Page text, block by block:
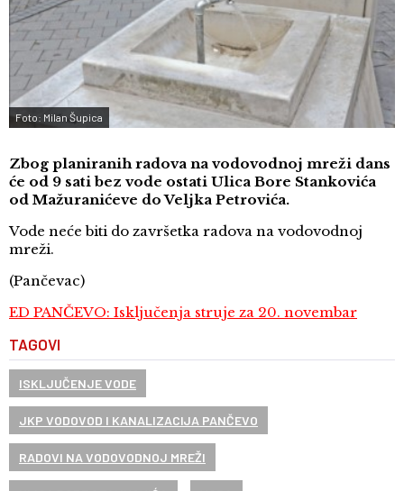
Foto: Milan Šupica
Zbog planiranih radova na vodovodnoj mreži dans
će od 9 sati bez vode ostati Ulica Bore Stankovića
od Mažuranićeve do Veljka Petrovića.
Vode neće biti do završetka radova na vodovodnoj
mreži.
(Pančevac)
ED PANČEVO: Isključenja struje za 20. novembar
TAGOVI
ISKLJUČENJE VODE
JKP VODOVOD I KANALIZACIJA PANČEVO
RADOVI NA VODOVODNOJ MREŽI